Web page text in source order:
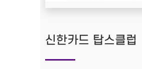
신한카드 탑스클럽